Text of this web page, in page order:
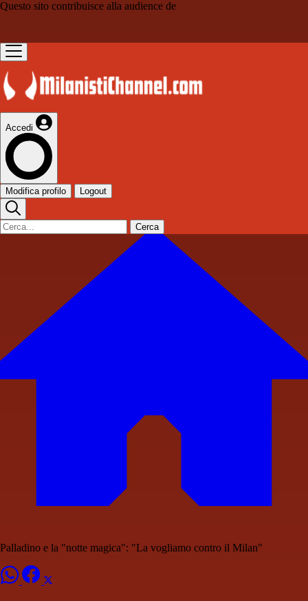
Questo sito contribuisce alla audience de
Accedi
Modifica profilo Logout
Cerca
Palladino e la "notte magica": "La vogliamo contro il Milan"